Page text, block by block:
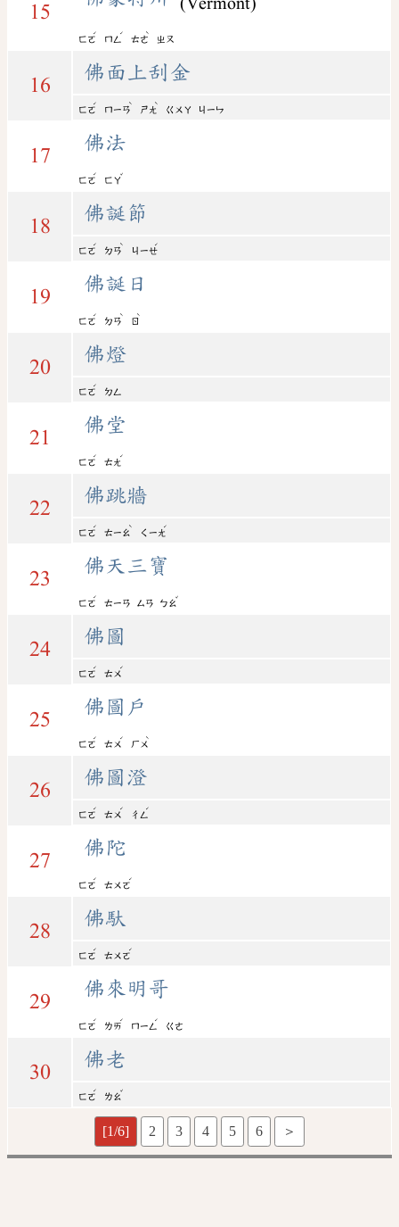
15
ㄈㄛ
ˊ
ㄇㄥ
ˊ
ㄊㄜ
ˋ
ㄓㄡ
16
佛面上刮金
ㄈㄛ
ˊ
ㄇㄧㄢ
ˋ
ㄕㄤ
ˋ
ㄍㄨㄚ ㄐㄧㄣ
17
佛法
ㄈㄛ
ˊ
ㄈㄚ
ˇ
18
佛誕節
ㄈㄛ
ˊ
ㄉㄢ
ˋ
ㄐㄧㄝ
ˊ
19
佛誕日
ㄈㄛ
ˊ
ㄉㄢ
ˋ
ㄖ
ˋ
20
佛燈
ㄈㄛ
ˊ
ㄉㄥ
21
佛堂
ㄈㄛ
ˊ
ㄊㄤ
ˊ
22
佛跳牆
ㄈㄛ
ˊ
ㄊㄧㄠ
ˋ
ㄑㄧㄤ
ˊ
23
佛天三寶
ㄈㄛ
ˊ
ㄊㄧㄢ ㄙㄢ ㄅㄠ
ˇ
24
佛圖
ㄈㄛ
ˊ
ㄊㄨ
ˊ
25
佛圖戶
ㄈㄛ
ˊ
ㄊㄨ
ˊ
ㄏㄨ
ˋ
26
佛圖澄
ㄈㄛ
ˊ
ㄊㄨ
ˊ
ㄔㄥ
ˊ
27
佛陀
ㄈㄛ
ˊ
ㄊㄨㄛ
ˊ
28
佛馱
ㄈㄛ
ˊ
ㄊㄨㄛ
ˊ
29
佛來明哥
ㄈㄛ
ˊ
ㄌㄞ
ˊ
ㄇㄧㄥ
ˊ
ㄍㄜ
30
佛老
ㄈㄛ
ˊ
ㄌㄠ
ˇ
[1/6] 2 3 4 5 6 ＞